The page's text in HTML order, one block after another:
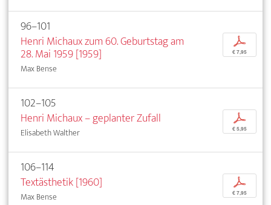
96–101
Henri Michaux zum 60. Geburtstag am
28. Mai 1959 [1959]
Max Bense
p
€ 7,95
102–105
Henri Michaux – geplanter Zufall
Elisabeth Walther
p
€ 5,95
106–114
Textästhetik [1960]
Max Bense
p
€ 7,95